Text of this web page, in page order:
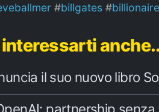
billgates billionaire
il suo nuovo libro
partnership